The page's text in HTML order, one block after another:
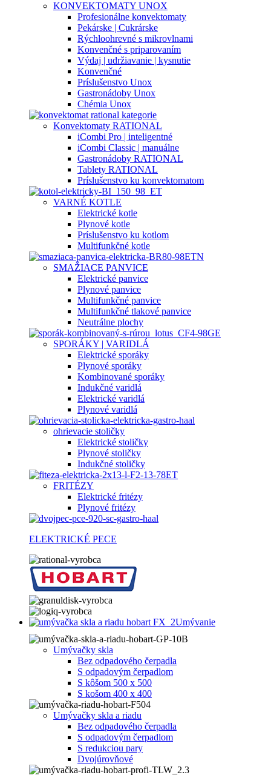
KONVEKTOMATY UNOX
Profesionálne konvektomaty
Pekárske | Cukrárske
Rýchloohrevné s mikrovlnami
Konvenčné s priparovaním
Výdaj | udržiavanie | kysnutie
Konvenčné
Príslušenstvo Unox
Gastronádoby Unox
Chémia Unox
Konvektomaty RATIONAL
iCombi Pro | inteligentné
iCombi Classic | manuálne
Gastronádoby RATIONAL
Tablety RATIONAL
Príslušenstvo ku konvektomatom
VARNÉ KOTLE
Elektrické kotle
Plynové kotle
Príslušenstvo ku kotlom
Multifunkčné kotle
SMAŽIACE PANVICE
Elektrické panvice
Plynové panvice
Multifunkčné panvice
Multifunkčné tlakové panvice
Neutrálne plochy
SPORÁKY | VARIDLÁ
Elektrické sporáky
Plynové sporáky
Kombinované sporáky
Indukčné varidlá
Elektrické varidlá
Plynové varidlá
ohrievacie stoličky
Elektrické stoličky
Plynové stoličky
Indukčné stoličky
FRITÉZY
Elektrické fritézy
Plynové fritézy
ELEKTRICKÉ PECE
Umývanie
Umývačky skla
Bez odpadového čerpadla
S odpadovým čerpadlom
S kôšom 500 x 500
S košom 400 x 400
Umývačky skla a riadu
Bez odpadového čerpadla
S odpadovým čerpadlom
S redukciou pary
Dvojúrovňové